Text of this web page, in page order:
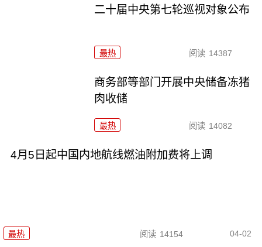
二十届中央第七轮巡视对象公布
最热 阅读 14387
商务部等部门开展中央储备冻猪
肉收储
最热 阅读 14082
4月5日起中国内地航线燃油附加费将上调
最热 阅读 14154 04-02